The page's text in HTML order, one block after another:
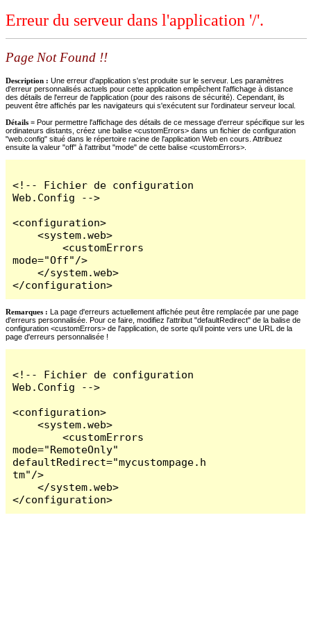
Erreur du serveur dans l'application '/'.
Page Not Found !!
Description : Une erreur d'application s'est produite sur le serveur. Les paramètres
d'erreur personnalisés actuels pour cette application empêchent l'affichage à distance
des détails de l'erreur de l'application (pour des raisons de sécurité). Cependant, ils
peuvent être affichés par les navigateurs qui s'exécutent sur l'ordinateur serveur local.
Détails = Pour permettre l'affichage des détails de ce message d'erreur spécifique sur les
ordinateurs distants, créez une balise <customErrors> dans un fichier de configuration
"web.config" situé dans le répertoire racine de l'application Web en cours. Attribuez
ensuite la valeur "off" à l'attribut "mode" de cette balise <customErrors>.
<!-- Fichier de configuration
Web.Config -->
<configuration>
    <system.web>
        <customErrors
mode="Off"/>
    </system.web>
</configuration>
Remarques : La page d'erreurs actuellement affichée peut être remplacée par une page
d'erreurs personnalisée. Pour ce faire, modifiez l'attribut "defaultRedirect" de la balise de
configuration <customErrors> de l'application, de sorte qu'il pointe vers une URL de la
page d'erreurs personnalisée !
<!-- Fichier de configuration
Web.Config -->
<configuration>
    <system.web>
        <customErrors
mode="RemoteOnly"
defaultRedirect="mycustompage.h
tm"/>
    </system.web>
</configuration>